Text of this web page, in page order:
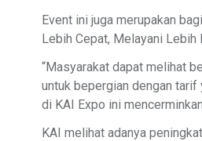
Event ini juga merupakan
Lebih Cepat, Melayani Lebih
“Masyarakat dapat melihat
untuk bepergian dengan tarif
di KAI Expo ini
KAI melihat adanya